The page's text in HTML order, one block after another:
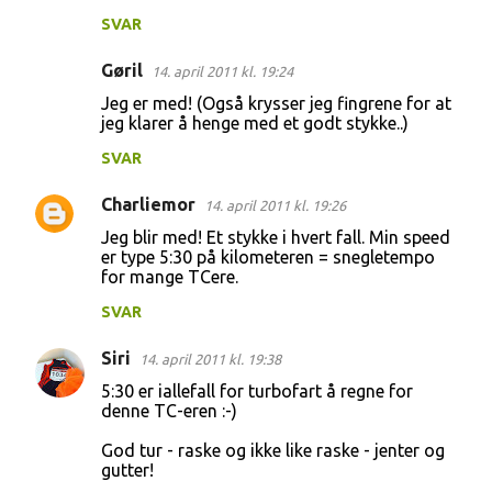
e
SVAR
Gøril 14. april 2011 kl. 19:24
Jeg er med! (Også krysser jeg fingrene for at
jeg klarer å henge med et godt stykke..)
SVAR
Charliemor 14. april 2011 kl. 19:26
Jeg blir med! Et stykke i hvert fall. Min speed
er type 5:30 på kilometeren = snegletempo
for mange TCere.
SVAR
Siri 14. april 2011 kl. 19:38
5:30 er iallefall for turbofart å regne for
denne TC-eren :-)
God tur - raske og ikke like raske - jenter og
gutter!